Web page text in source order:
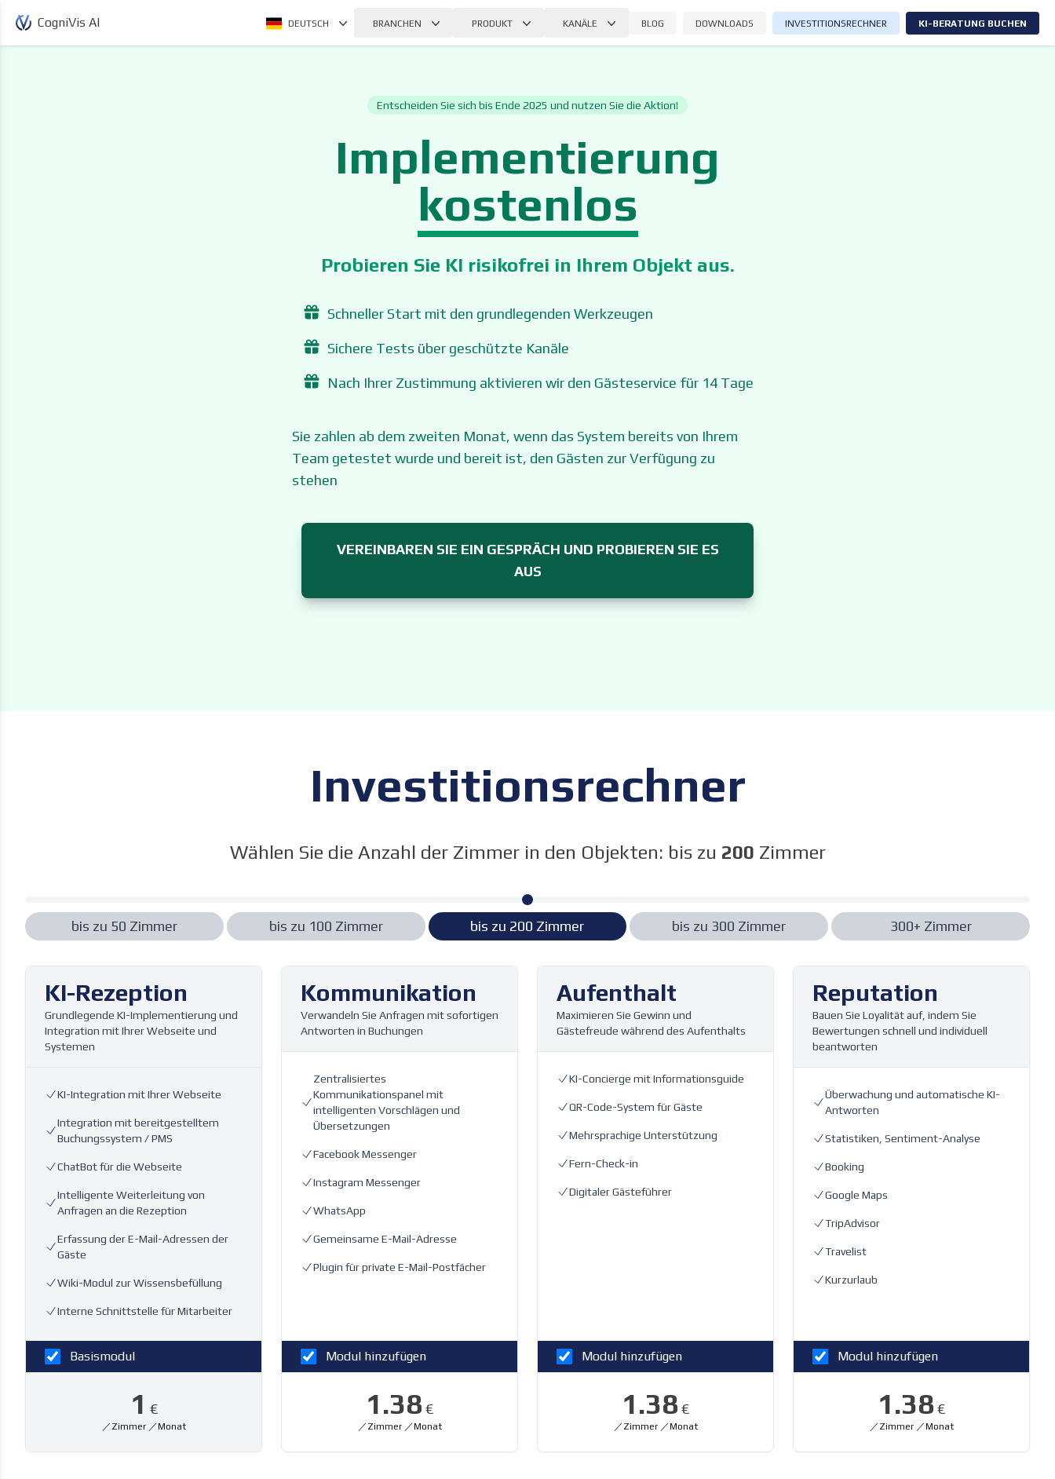
CogniVis AI DEUTSCH BRANCHEN PRODUKT KANÄLE BLOG DOWNLOADS INVESTITIONSRECHNER KI-BERATUNG BUCHEN
Entscheiden Sie sich bis Ende 2025 und nutzen Sie die Aktion!
Implementierung
kostenlos
Probieren Sie KI risikofrei in Ihrem Objekt aus.
Schneller Start mit den grundlegenden Werkzeugen
Sichere Tests über geschützte Kanäle
Nach Ihrer Zustimmung aktivieren wir den Gästeservice für 14 Tage
Sie zahlen ab dem zweiten Monat, wenn das System bereits von Ihrem
Team getestet wurde und bereit ist, den Gästen zur Verfügung zu
stehen
VEREINBAREN SIE EIN GESPRÄCH UND PROBIEREN SIE ES
AUS
Investitionsrechner
Wählen Sie die Anzahl der Zimmer in den Objekten: bis zu 200 Zimmer
bis zu 50 Zimmer bis zu 100 Zimmer bis zu 200 Zimmer bis zu 300 Zimmer 300+ Zimmer
KI-Rezeption
Grundlegende KI-Implementierung und
Integration mit Ihrer Webseite und
Systemen
KI-Integration mit Ihrer Webseite
Integration mit bereitgestelltem
Buchungssystem / PMS
ChatBot für die Webseite
Intelligente Weiterleitung von
Anfragen an die Rezeption
Erfassung der E-Mail-Adressen der
Gäste
Wiki-Modul zur Wissensbefüllung
Interne Schnittstelle für Mitarbeiter
Basismodul
1 €
／Zimmer ／Monat
Kommunikation
Verwandeln Sie Anfragen mit sofortigen
Antworten in Buchungen
Zentralisiertes
Kommunikationspanel mit
intelligenten Vorschlägen und
Übersetzungen
Facebook Messenger
Instagram Messenger
WhatsApp
Gemeinsame E-Mail-Adresse
Plugin für private E-Mail-Postfächer
Modul hinzufügen
1.38 €
／Zimmer ／Monat
Aufenthalt
Maximieren Sie Gewinn und
Gästefreude während des Aufenthalts
KI-Concierge mit Informationsguide
QR-Code-System für Gäste
Mehrsprachige Unterstützung
Fern-Check-in
Digitaler Gästeführer
Modul hinzufügen
1.38 €
／Zimmer ／Monat
Reputation
Bauen Sie Loyalität auf, indem Sie
Bewertungen schnell und individuell
beantworten
Überwachung und automatische KI-
Antworten
Statistiken, Sentiment-Analyse
Booking
Google Maps
TripAdvisor
Travelist
Kurzurlaub
Modul hinzufügen
1.38 €
／Zimmer ／Monat